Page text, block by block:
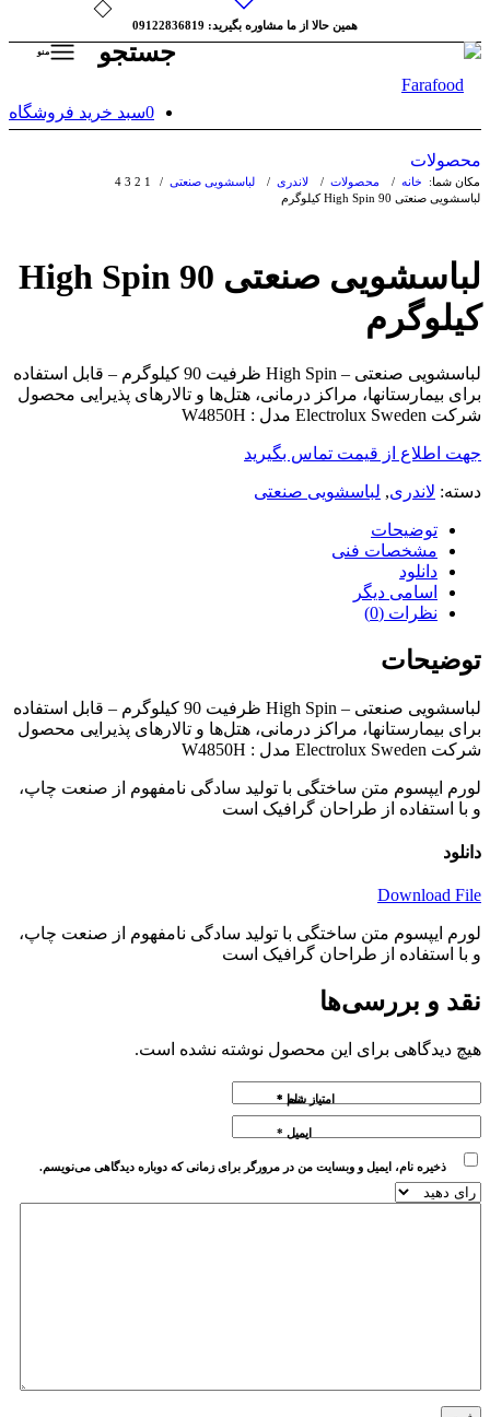
همین حالا از ما مشاوره بگیرید: 09122836819
جستجو منو
0سبد خرید فروشگاه
محصولات
مکان شما: خانه 1 / محصولات 2 / لاندری 3 / لباسشویی صنعتی 4
/
لباسشویی صنعتی High Spin 90 کیلوگرم
لباسشویی صنعتی High Spin 90
کیلوگرم
لباسشویی صنعتی – High Spin ظرفیت 90 كیلوگرم – قابل استفاده
برای بیمارستا‌نها، مراكز درمانی، هتل‌ها و تالار‌های پذیرایی محصول
شركت Electrolux Sweden مدل : W4850H
جهت اطلاع از قیمت تماس بگیرید
دسته: لاندری, لباسشویی صنعتی
توضیحات
مشخصات فنی
دانلود
اسامی دیگر
نظرات (0)
توضیحات
لباسشویی صنعتی – High Spin ظرفیت 90 کیلوگرم – قابل استفاده
برای بیمارستا‌نها، مراکز درمانی، هتل‌ها و تالار‌های پذیرایی محصول
شرکت Electrolux Sweden مدل : W4850H
لورم ایپسوم متن ساختگی با تولید سادگی نامفهوم از صنعت چاپ،
و با استفاده از طراحان گرافیک است
دانلود
Download File
لورم ایپسوم متن ساختگی با تولید سادگی نامفهوم از صنعت چاپ،
و با استفاده از طراحان گرافیک است
نقد و بررسی‌ها
هیچ دیدگاهی برای این محصول نوشته نشده است.
نام *
ایمیل *
ذخیره نام، ایمیل و وبسایت من در مرورگر برای زمانی که دوباره دیدگاهی می‌نویسم.
امتیاز شما *